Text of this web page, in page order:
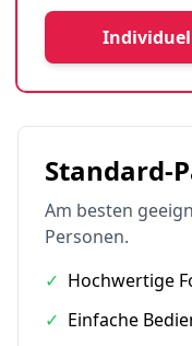
Standard-
Am besten
Personen.
✓ Hochwertige
✓ Einfache